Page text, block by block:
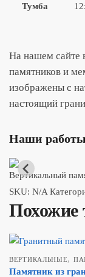
Тумба
На нашем сайте
памятников и
изображены с
настоящий
Наши работы
Вертикальный
SKU: N/A
Похожие
ВЕРТИКАЛЬНЫЕ,
Памятник из